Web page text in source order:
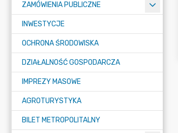
ZAMÓWIENIA PUBLICZNE
INWESTYCJE
OCHRONA ŚRODOWISKA
DZIAŁALNOŚĆ GOSPODARCZA
IMPREZY MASOWE
AGROTURYSTYKA
BILET METROPOLITALNY